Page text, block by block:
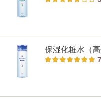
保湿化粧水（高